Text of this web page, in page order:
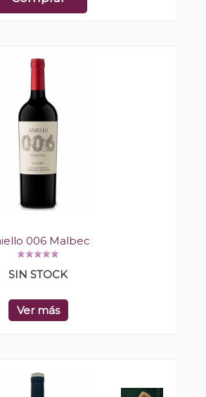
006 Malbec
SIN STOCK
Ver más